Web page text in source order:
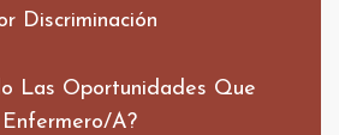
Discriminación
Las Oportunidades Que
a?